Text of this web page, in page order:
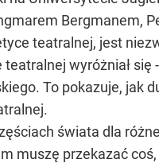
Bergmanem,
teatralnej, jest
wyróżniał
To pokazuje, jak
świata dla
muszę przekazać